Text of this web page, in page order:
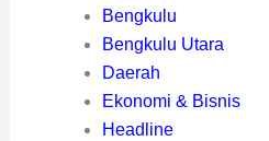
Bengkulu
Bengkulu Utara
Daerah
Ekonomi & Bisnis
Headline